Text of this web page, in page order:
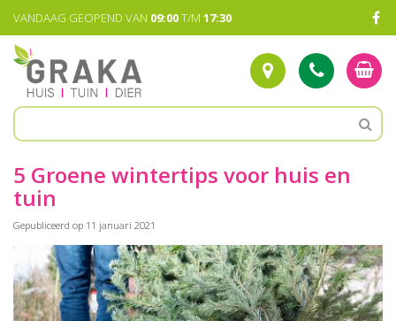
VANDAAG GEOPEND VAN 09:00T/M 17:30
5 Groene wintertips voor huis en
tuin
Gepubliceerd op 11 januari 2021